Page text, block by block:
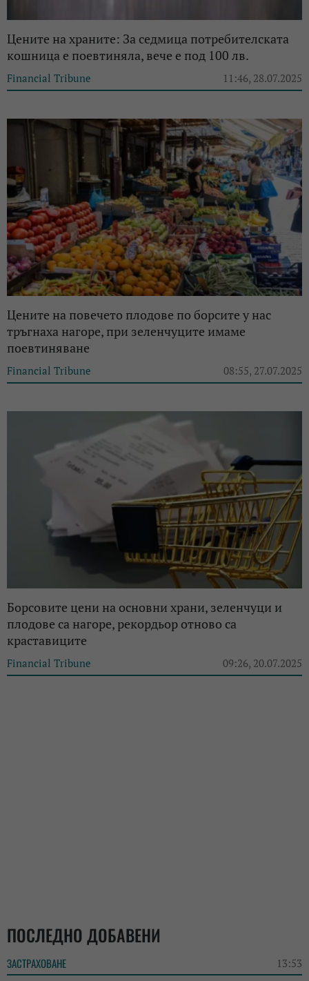
Цените на храните: За седмица потребителската
кошница е поевтиняла, вече е под 100 лв.
Financial Tribune 11:46, 28.07.2025
Цените на повечето плодове по борсите у нас
тръгнаха нагоре, при зеленчуците имаме
поевтиняване
Financial Tribune 08:55, 27.07.2025
Борсовите цени на основни храни, зеленчуци и
плодове са нагоре, рекордьор отново са
краставиците
Financial Tribune 09:26, 20.07.2025
ПОСЛЕДНО ДОБАВЕНИ
ЗАСТРАХОВАНЕ 13:53